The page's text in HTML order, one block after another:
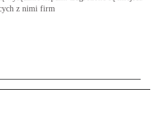
z nimi firm